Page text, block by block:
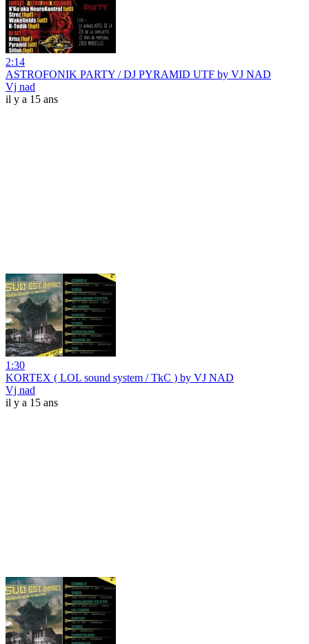
2:14
ASTROFONIK PARTY / DJ PYRAMID UTF by VJ NAD
Vj nad
il y a 15 ans
1:30
KORTEX ( LOL sound system / TkC ) by VJ NAD
Vj nad
il y a 15 ans